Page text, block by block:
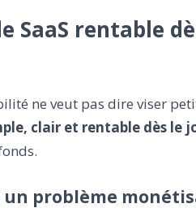
SaaS rentable
ne veut pas dire viser
clair et rentable dès le
un problème